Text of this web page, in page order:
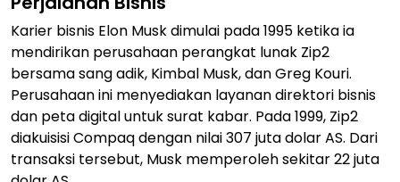
Karier bisnis Elon Musk dimulai pada 1995 ketika ia
mendirikan perusahaan perangkat lunak Zip2
bersama sang adik, Kimbal Musk, dan Greg Kouri.
Perusahaan ini menyediakan layanan direktori bisnis
dan peta digital untuk surat kabar. Pada 1999, Zip2
diakuisisi Compaq dengan nilai 307 juta dolar AS. Dari
transaksi tersebut, Musk memperoleh sekitar 22 juta